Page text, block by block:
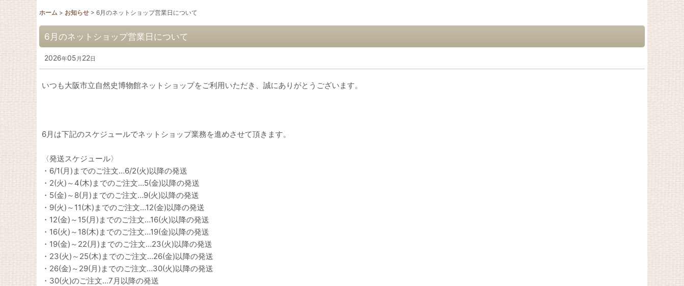
ホーム > お知らせ > 6月のネットショップ営業日について
6月のネットショップ営業日について
2026年05 月 22日
いつも大阪市立自然史博物館ネットショップをご利用いただき、誠にありがとうございます。
6月は下記のスケジュールでネットショップ業務を進めさせて頂きます。
〈発送スケジュール〉
・6/1(月)までのご注文…6/2(火)以降の発送
・2(火)～4(木)までのご注文…5(金)以降の発送
・5(金)～8(月)までのご注文…9(火)以降の発送
・9(火)～11(木)までのご注文…12(金)以降の発送
・12(金)～15(月)までのご注文…16(火)以降の発送
・16(火)～18(木)までのご注文…19(金)以降の発送
・19(金)～22(月)までのご注文…23(火)以降の発送
・23(火)～25(木)までのご注文…26(金)以降の発送
・26(金)～29(月)までのご注文…30(火)以降の発送
・30(火)のご注文…7月以降の発送